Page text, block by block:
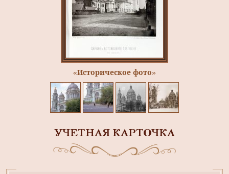
«Историческое фото»
УЧЕТНАЯ КАРТОЧКА